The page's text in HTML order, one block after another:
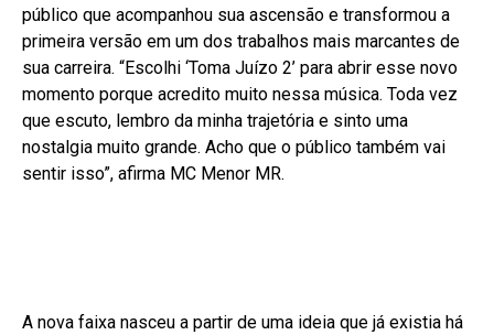
público que acompanhou sua ascensão e transformou a
primeira versão em um dos trabalhos mais marcantes de
sua carreira. “Escolhi ‘Toma Juízo 2’ para abrir esse novo
momento porque acredito muito nessa música. Toda vez
que escuto, lembro da minha trajetória e sinto uma
nostalgia muito grande. Acho que o público também vai
sentir isso”, afirma MC Menor MR.
A nova faixa nasceu a partir de uma ideia que já existia há